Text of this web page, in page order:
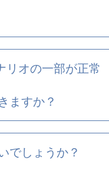
リオの一部が正常
ますか？
でしょうか？